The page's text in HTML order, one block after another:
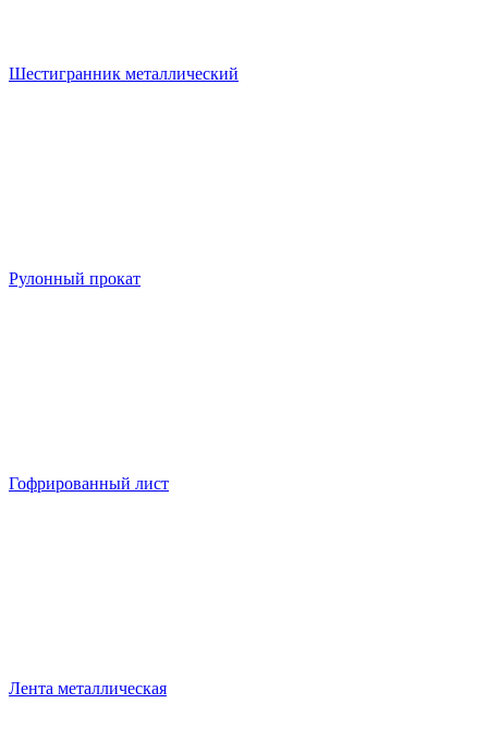
Шестигранник металлический
Рулонный прокат
Гофрированный лист
Лента металлическая